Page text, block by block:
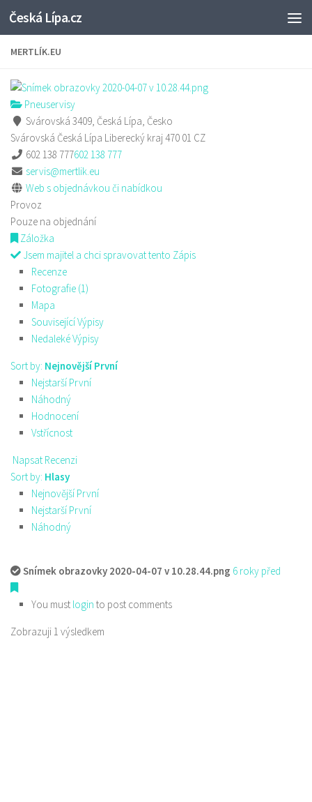
Skip to content
Česká Lípa.cz
MERTLÍK.EU
Pneuservisy
Svárovská 3409, Česká Lípa, Česko
Svárovská Česká Lípa Liberecký kraj470 01 CZ
602 138 777602 138 777
servis@mertlik.eu
Web s objednávkou či nabídkou
Provoz
Pouze na objednání
Záložka
Jsem majitel a chci spravovat tento Zápis
Recenze
Fotografie (1)
Mapa
Související Výpisy
Nedaleké Výpisy
Sort by: Nejnovější První
Nejstarší První
Náhodný
Hodnocení
Vstřícnost
Napsat Recenzi
Sort by: Hlasy
Nejnovější První
Nejstarší První
Náhodný
Snímek obrazovky 2020-04-07 v 10.28.44.png 6 roky před
You must login to post comments
Zobrazuji 1 výsledkem